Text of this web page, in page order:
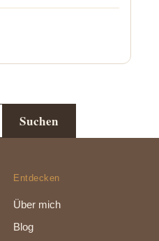
Suchen
Entdecken
Über mich
Blog